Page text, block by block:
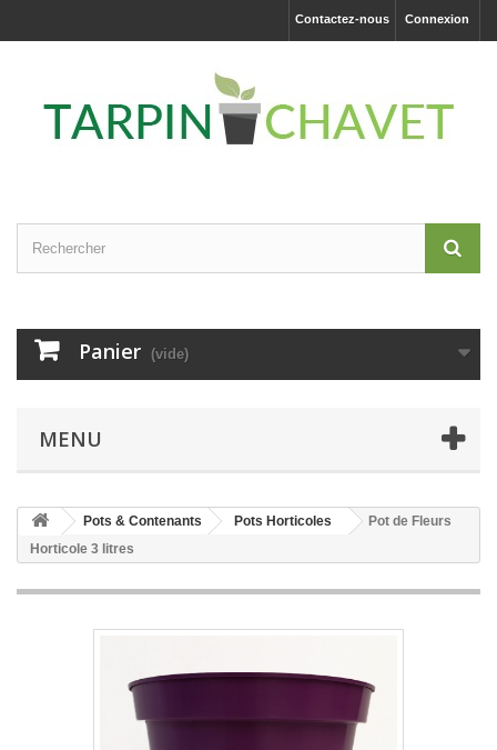
Connexion
Contactez-nous
Panier (vide)
MENU
Pots & Contenants Pots Horticoles
Pot de Fleurs
Horticole 3 litres